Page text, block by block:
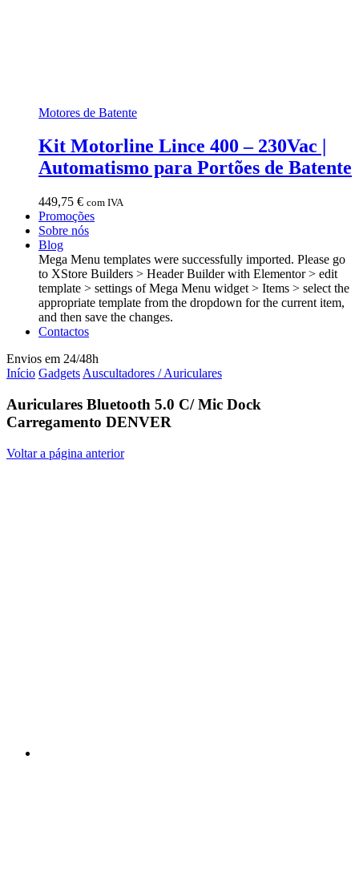
Motores de Batente
Kit Motorline Lince 400 – 230Vac |
Automatismo para Portões de Batente
449,75 € com IVA
Promoções
Sobre nós
Blog
Mega Menu templates were successfully imported. Please go
to XStore Builders > Header Builder with Elementor > edit
template > settings of Mega Menu widget > Items > select the
appropriate template from the dropdown for the current item,
and then save the changes.
Contactos
Envios em 24/48h
Início Gadgets Auscultadores / Auriculares
Auriculares Bluetooth 5.0 C/ Mic Dock
Carregamento DENVER
Voltar a página anterior